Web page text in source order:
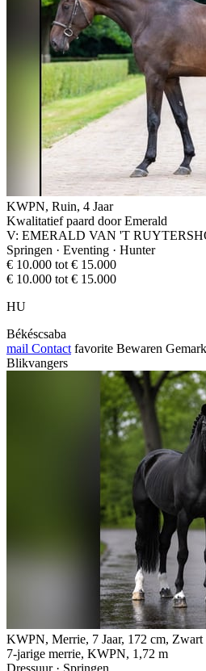
KWPN, Ruin, 4 Jaar
Kwalitatief paard door Emerald
V: EMERALD VAN 'T
Springen · Eventing · Hunter
€ 10.000 tot € 15.000
€ 10.000 tot € 15.000
HU
Békéscsaba
mail Contact favorite Bewaren
Blikvangers
KWPN, Merrie, 7 Jaar, 172 cm, Zwart
7-jarige merrie, KWPN, 1,72 m
Dressuur · Springen